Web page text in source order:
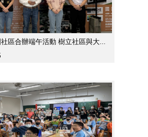
區合辦端午活動 樹立社區與大...